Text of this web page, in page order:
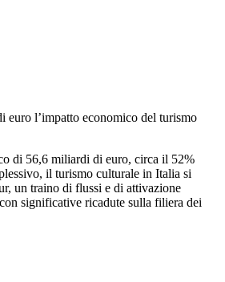
l’impatto economico del turismo
di 56,6 miliardi di euro, circa il 52%
il turismo culturale in Italia si
un traino di flussi e di attivazione
significative ricadute sulla filiera dei